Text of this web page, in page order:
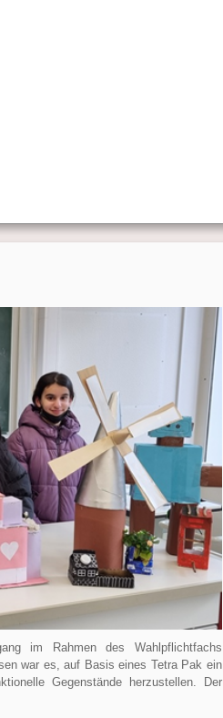
im Rahmen des Wahlpflichtfachs
war es, auf Basis eines Tetra Pak ein
Gegenstände herzustellen. Der